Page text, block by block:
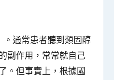
。通常患者聽到類固醇
副作用，常常就自己
。但事實上，根據國